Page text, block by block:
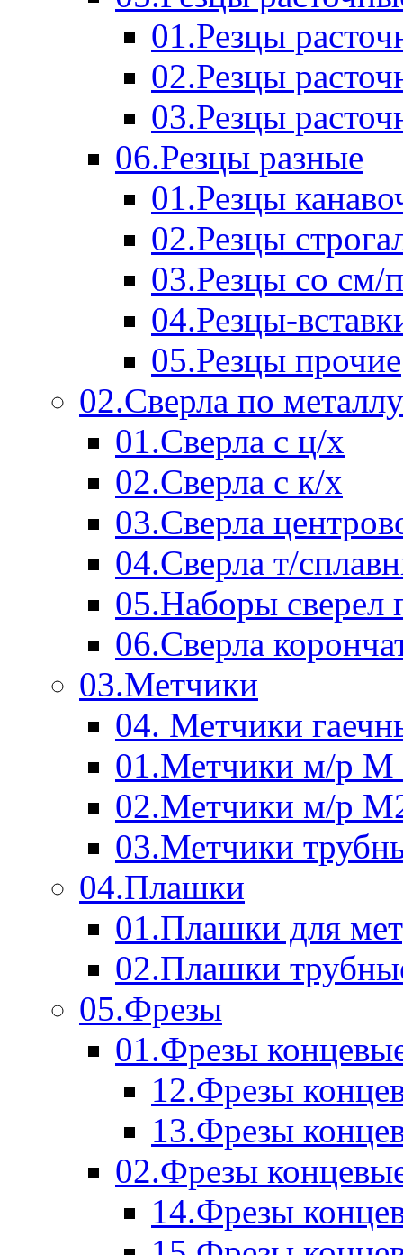
01.Резцы
02.Резцы
03.Резцы
06.Резцы разные
01.Резцы
02.Резцы
03.Резцы со см/
04.Резцы-
05.Резцы прочие
02.Сверла по металлу
01.Сверла с ц/х
02.Сверла с к/х
03.Сверла
04.Сверла т/
05.Наборы сверел
06.Сверла
03.Метчики
04. Метчики
01.Метчики м/р М
02.Метчики м/р
03.Метчики
04.Плашки
01.Плашки для
02.Плашки
05.Фрезы
01.Фрезы
12.Фрезы
13.Фрезы
02.Фрезы
14.Фрезы